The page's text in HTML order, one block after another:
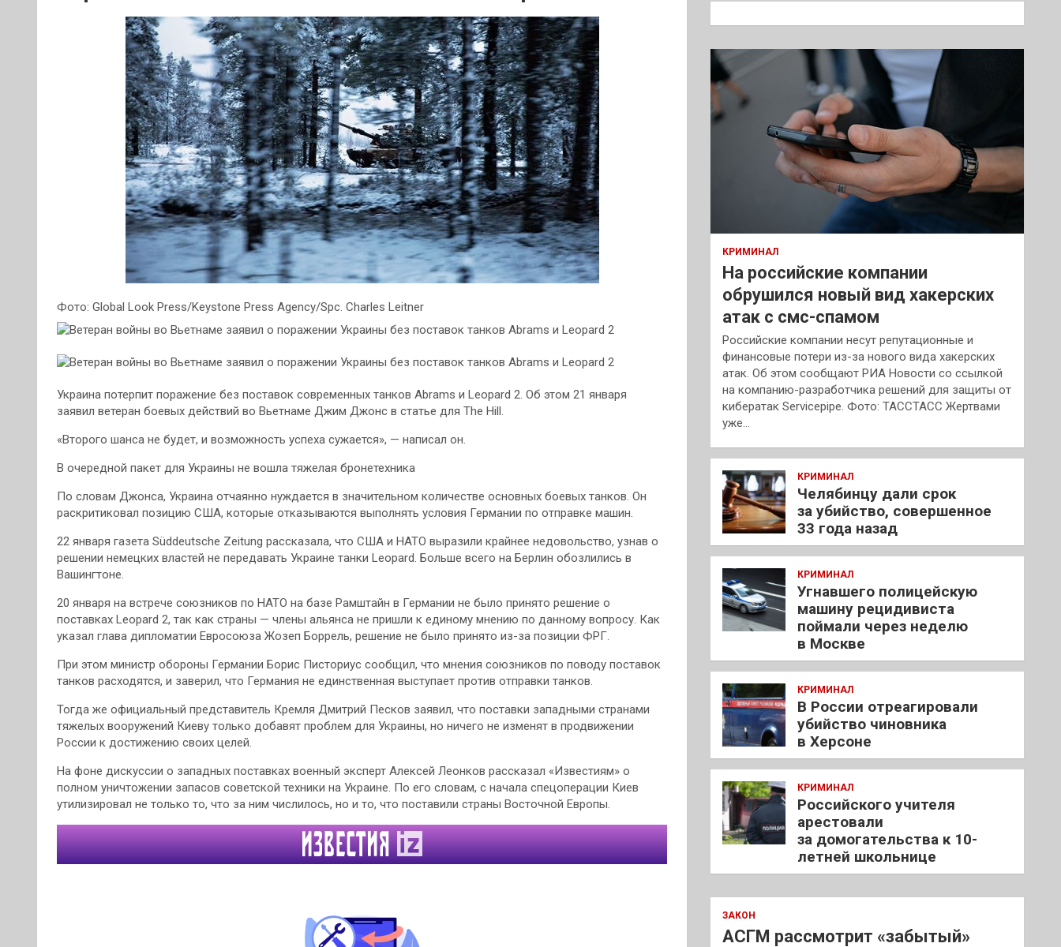
Фото: Global Look Press/Keystone Press Agency/Spc. Charles Leitner
Украина потерпит поражение без поставок современных танков Abrams и Leopard 2. Об этом 21 января
заявил ветеран боевых действий во Вьетнаме Джим Джонс в статье для The Hill.
«Второго шанса не будет, и возможность успеха сужается», — написал он.
В очередной пакет для Украины не вошла тяжелая бронетехника
По словам Джонса, Украина отчаянно нуждается в значительном количестве основных боевых танков. Он
раскритиковал позицию США, которые отказываются выполнять условия Германии по отправке машин.
22 января газета Süddeutsche Zeitung рассказала, что США и НАТО выразили крайнее недовольство, узнав о
решении немецких властей не передавать Украине танки Leopard. Больше всего на Берлин обозлились в
Вашингтоне.
20 января на встрече союзников по НАТО на базе Рамштайн в Германии не было принято решение о
поставках Leopard 2, так как страны — члены альянса не пришли к единому мнению по данному вопросу. Как
указал глава дипломатии Евросоюза Жозеп Боррель, решение не было принято из-за позиции ФРГ.
При этом министр обороны Германии Борис Писториус сообщил, что мнения союзников по поводу поставок
танков расходятся, и заверил, что Германия не единственная выступает против отправки танков.
Тогда же официальный представитель Кремля Дмитрий Песков заявил, что поставки западными странами
тяжелых вооружений Киеву только добавят проблем для Украины, но ничего не изменят в продвижении
России к достижению своих целей.
На фоне дискуссии о западных поставках военный эксперт Алексей Леонков рассказал «Известиям» о
полном уничтожении запасов советской техники на Украине. По его словам, с начала спецоперации Киев
утилизировал не только то, что за ним числилось, но и то, что поставили страны Восточной Европы.
к
КРИМИНАЛ
На российские компании
обрушился новый вид хакерских
атак с смс-спамом
Российские компании несут репутационные и
финансовые потери из-за нового вида хакерских
атак. Об этом сообщают РИА Новости со ссылкой
на компанию-разработчика решений для защиты от
кибератак Servicepipe. Фото: ТАССТАСС Жертвами
уже…
КРИМИНАЛ
Челябинцу дали срок
за убийство, совершенное
33 года назад
КРИМИНАЛ
Угнавшего полицейскую
машину рецидивиста
поймали через неделю
в Москве
КРИМИНАЛ
В России отреагировали
убийство чиновника
в Херсоне
КРИМИНАЛ
Российского учителя
арестовали
за домогательства к 10-
летней школьнице
ЗАКОН
АСГМ рассмотрит «забытый»